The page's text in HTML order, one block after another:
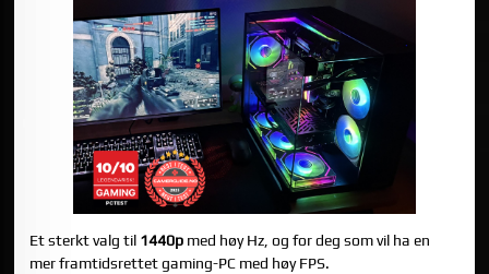
Et sterkt valg til 1440p med høy Hz, og for deg som vil ha en
mer framtidsrettet gaming-PC med høy FPS.